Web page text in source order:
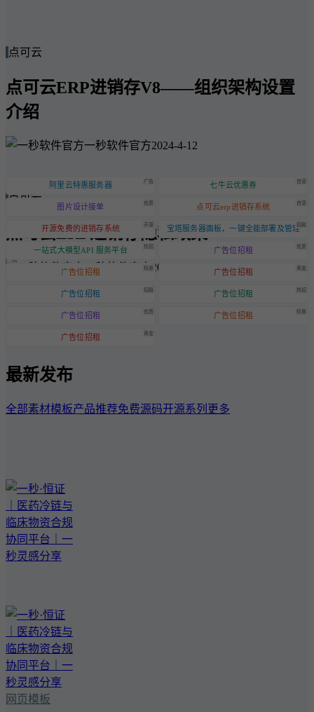
点可云
点可云ERP进销存V8——组织架构设置
介绍
一秒软件官方2024-4-12
点可云
点可云ERP进销存隐私政策
一秒软件官方2024-6-20
阿里云特惠服务器 广告 七牛云优惠券 自营
图片设计接单 优质 点可云erp进销存系统 自营
开源免费的进销存系统 开源 宝塔服务器面板，一键全能部署及管理招租
一站式大模型API 服务平台 热招 广告位招租 优质
广告位招租 特惠 广告位招租 黄金
广告位招租 招租 广告位招租 热招
广告位招租 优质 广告位招租 特惠
广告位招租 黄金
最新发布
全部素材模板产品推荐免费源码开源系列 更多
网页模板